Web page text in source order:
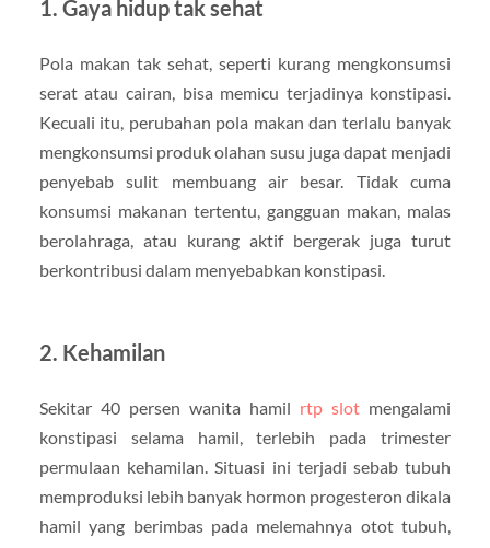
1. Gaya hidup tak sehat
Pola makan tak sehat, seperti kurang mengkonsumsi
serat atau cairan, bisa memicu terjadinya konstipasi.
Kecuali itu, perubahan pola makan dan terlalu banyak
mengkonsumsi produk olahan susu juga dapat menjadi
penyebab sulit membuang air besar. Tidak cuma
konsumsi makanan tertentu, gangguan makan, malas
berolahraga, atau kurang aktif bergerak juga turut
berkontribusi dalam menyebabkan konstipasi.
2. Kehamilan
Sekitar 40 persen wanita hamil rtp slot mengalami
konstipasi selama hamil, terlebih pada trimester
permulaan kehamilan. Situasi ini terjadi sebab tubuh
memproduksi lebih banyak hormon progesteron dikala
hamil yang berimbas pada melemahnya otot tubuh,